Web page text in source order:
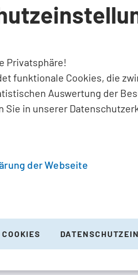
Privatsphäre!
funktionale Cookies, die
Auswertung der
Sie in unserer
der Webseite